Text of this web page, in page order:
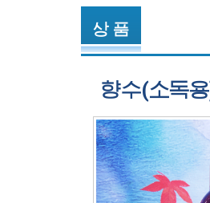
상 품
향수(소독